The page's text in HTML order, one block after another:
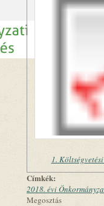
1.
Címkék:
2018. évi
Megosztás